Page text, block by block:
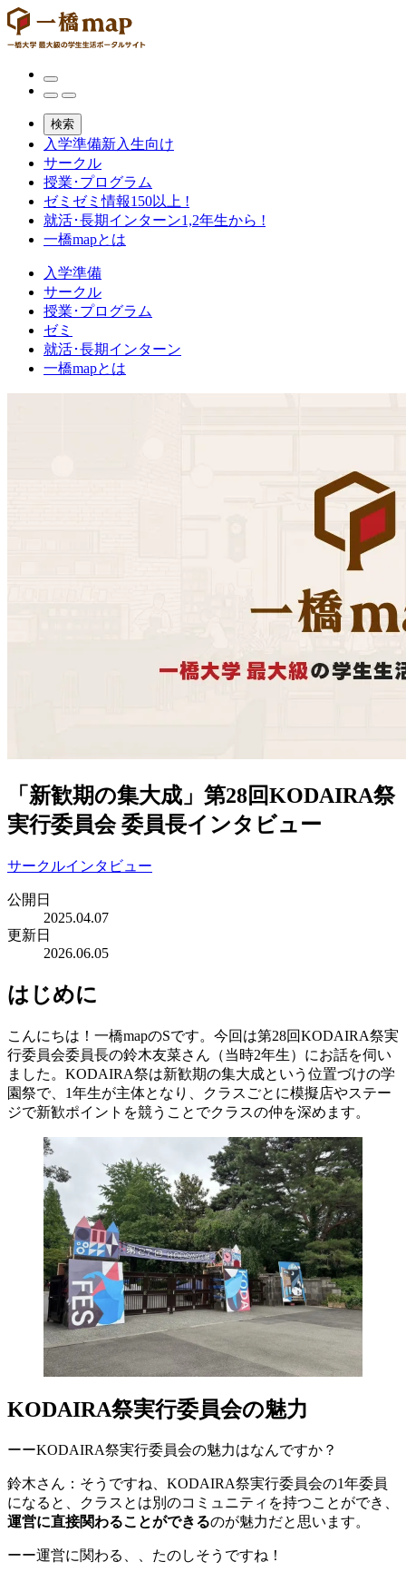
検索
入学準備新入生向け
サークル
授業･プログラム
ゼミ ゼミ情報150以上 !
就活･長期インターン1,2年生から !
一橋mapとは
入学準備
サークル
授業･プログラム
ゼミ
就活･長期インターン
一橋mapとは
「新歓期の集大成」第28回KODAIRA祭
実行委員会 委員長インタビュー
サークルインタビュー
公開日
2025.04.07
更新日
2026.06.05
はじめに
こんにちは！一橋mapのSです。今回は第28回KODAIRA祭実
行委員会委員長の鈴木友菜さん（当時2年生）にお話を伺い
ました。KODAIRA祭は新歓期の集大成という位置づけの学
園祭で、1年生が主体となり、クラスごとに模擬店やステー
ジで新歓ポイントを競うことでクラスの仲を深めます。
KODAIRA祭実行委員会の魅力
ーーKODAIRA祭実行委員会の魅力はなんですか？
鈴木さん：そうですね、KODAIRA祭実行委員会の1年委員
になると、クラスとは別のコミュニティを持つことができ、
運営に直接関わることができるのが魅力だと思います。
ーー運営に関わる、、たのしそうですね！